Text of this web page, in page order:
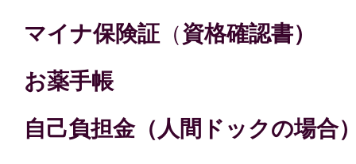
マイナ保険証 （資格確認書）
お薬手帳
自己負担金（人間ドックの場合